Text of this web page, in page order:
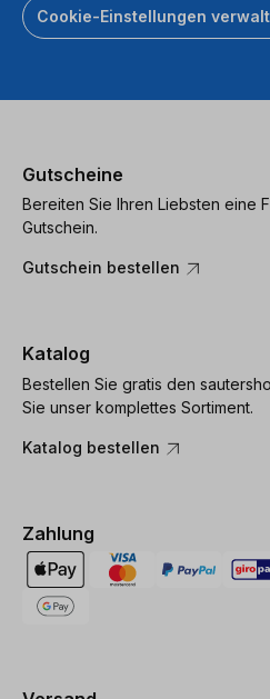
Cookie-Einstellungen
Gutscheine
Bereiten Sie Ihren Liebsten eine
Gutschein.
Gutschein bestellen
Katalog
Bestellen Sie gratis den
Sie unser komplettes Sortiment.
Katalog bestellen
Zahlung